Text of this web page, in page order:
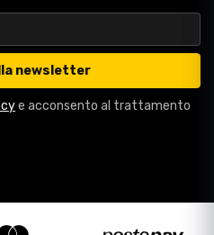
newsletter
e acconsento al trattamento